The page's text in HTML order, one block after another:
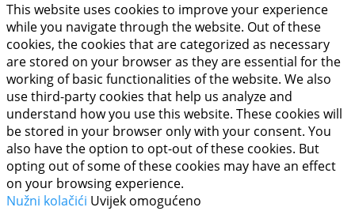
This website uses cookies to improve your experience
while you navigate through the website. Out of these
cookies, the cookies that are categorized as necessary
are stored on your browser as they are essential for the
working of basic functionalities of the website. We also
use third-party cookies that help us analyze and
understand how you use this website. These cookies will
be stored in your browser only with your consent. You
also have the option to opt-out of these cookies. But
opting out of some of these cookies may have an effect
on your browsing experience.
Nužni kolačići Uvijek omogućeno